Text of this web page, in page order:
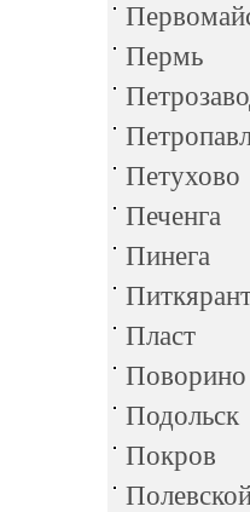
Пермь
Петухово
Печенга
Пинега
Пласт
Поворино
Подольск
Покров